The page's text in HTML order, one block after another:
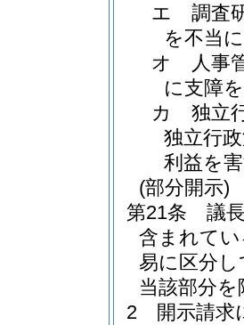
エ
調査
を不当
オ
人事
に支障
カ
独立
独立行
利益を
(部分開示)
第21条
議
含まれて
易に区分
当該部分
2
開示請求